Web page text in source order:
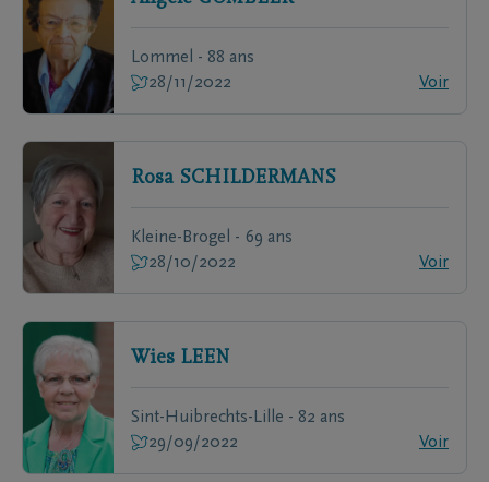
Lommel - 88 ans
28/11/2022
Voir
Rosa SCHILDERMANS
Kleine-Brogel - 69 ans
28/10/2022
Voir
Wies LEEN
Sint-Huibrechts-Lille - 82 ans
29/09/2022
Voir